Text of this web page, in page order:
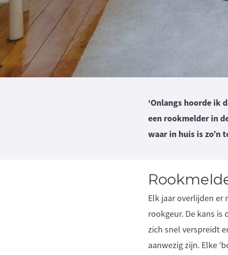
‘Onlangs hoorde ik
een rookmelder in
waar in huis is zo’n
Elk jaar overlijden er
rookgeur. De kans
zich snel verspreidt
aanwezig zijn. Elke